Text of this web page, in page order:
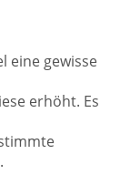
eine gewisse
erhöht. Es